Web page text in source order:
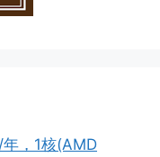
，1核(AMD